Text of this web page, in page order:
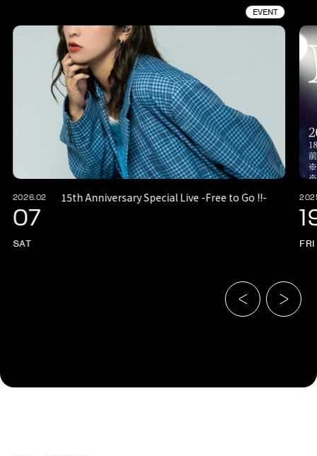
EVENT
2026.02
07
SAT
15th Anniversary Special Live -Free to Go !!-
FRI